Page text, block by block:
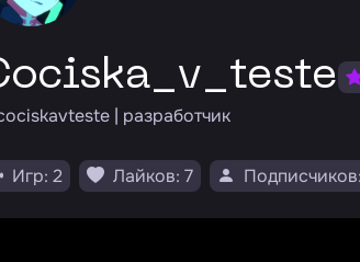
cociska_v_teste
| разработчик
Игр: 2 Лайков: 7